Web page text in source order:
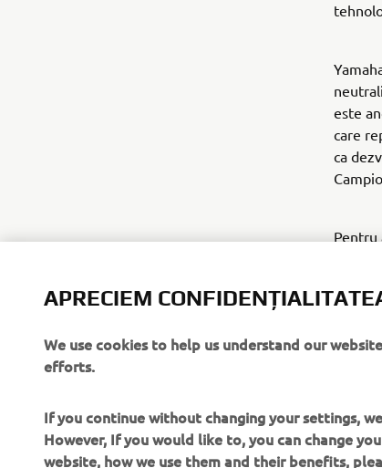
este
care
ca
Pentru
APRECIEM
We use cookies to help us understand our
efforts.
If you continue without changing your settings,
However, If you would like to, you can change
website, how we use them and their benefits,